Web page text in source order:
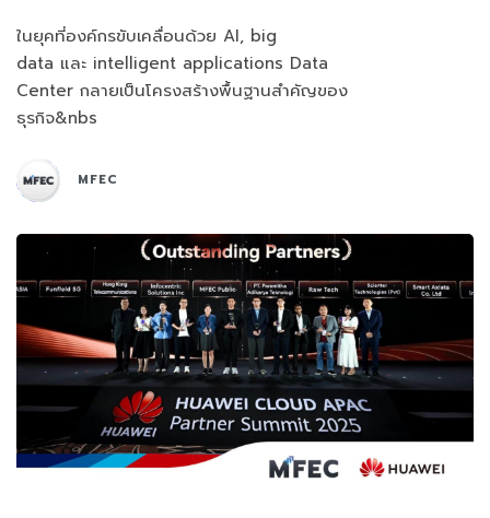
ในยุคที่องค์กรขับเคลื่อนด้วย AI, big
data และ intelligent applications Data
Center กลายเป็นโครงสร้างพื้นฐานสำคัญของ
ธุรกิจ&nbs
MFEC